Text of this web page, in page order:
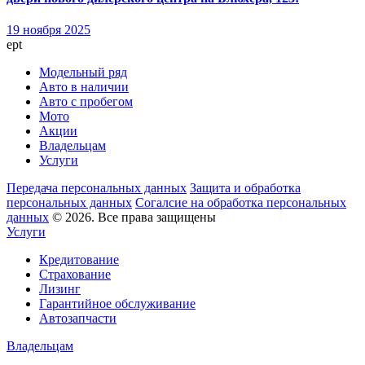
19 ноября 2025
ept
Модельный ряд
Авто в наличии
Авто с пробегом
Мото
Акции
Владельцам
Услуги
Передача персональных данных Защита и обработка
персональных данных Согалсие на обработка персональных
данных © 2026. Все права защищены
Услуги
Кредитование
Страхование
Лизинг
Гарантийное обслуживание
Автозапчасти
Владельцам